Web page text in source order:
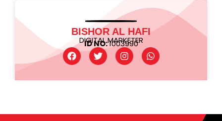
BISHOR AL HAFI
DIGITAL MARKETER
ID NO:1003990